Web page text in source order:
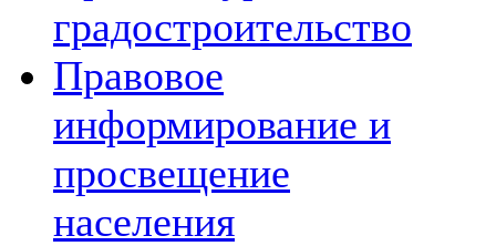
градостроительство
Правовое
информирование и
просвещение
населения